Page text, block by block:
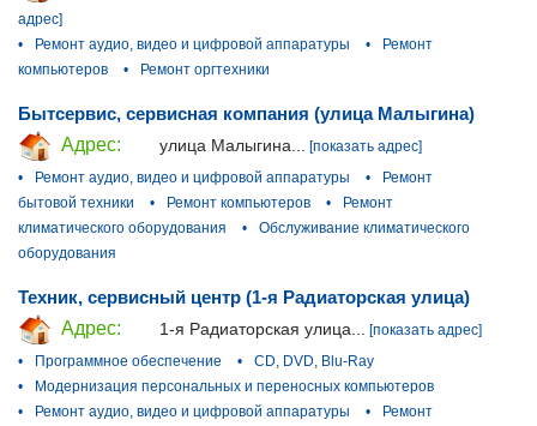
адрес]
•
Ремонт аудио, видео и цифровой аппаратуры •
Ремонт
компьютеров
• Ремонт оргтехники
Бытсервис, сервисная компания (улица Малыгина)
Адрес:
улица Малыгина... [показать адрес]
•
Ремонт аудио, видео и цифровой аппаратуры •
Ремонт
бытовой техники
• Ремонт компьютеров •
Ремонт
климатического оборудования
•
Обслуживание климатического
оборудования
Техник, сервисный центр (1-я Радиаторская улица)
Адрес:
1-я Радиаторская улица...
[показать адрес]
•
Программное обеспечение •
CD, DVD, Blu-Ray
•
Модернизация персональных и переносных компьютеров
•
Ремонт аудио, видео и цифровой аппаратуры •
Ремонт